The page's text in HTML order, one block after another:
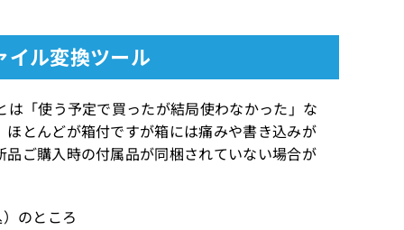
ル変換ツール
使う予定で買ったが結局使わなかった」な
とんどが箱付ですが箱には痛みや書き込みが
ご購入時の付属品が同梱されていない場合が
のところ